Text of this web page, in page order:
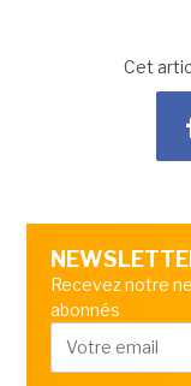
Cet
Recevez notre
abonnés